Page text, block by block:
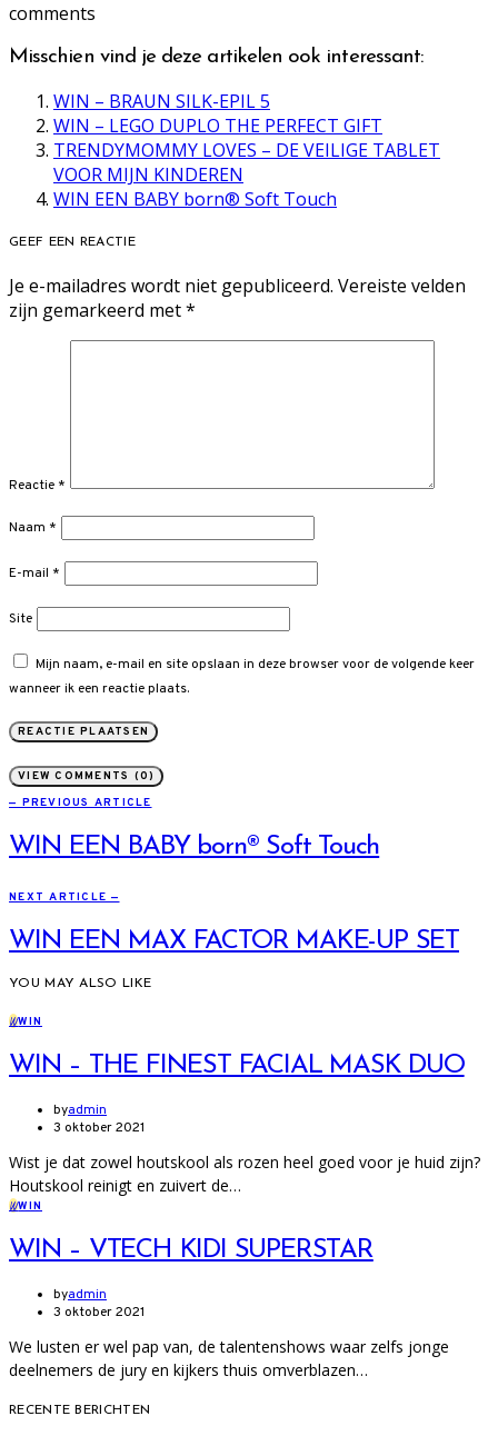
comments
Misschien vind je deze artikelen ook interessant:
WIN – BRAUN SILK-EPIL 5
WIN – LEGO DUPLO THE PERFECT GIFT
TRENDYMOMMY LOVES – DE VEILIGE TABLET
VOOR MIJN KINDEREN
WIN EEN BABY born® Soft Touch
GEEF EEN REACTIE
Je e-mailadres wordt niet gepubliceerd. Vereiste velden
zijn gemarkeerd met*
Reactie *
Naam *
E-mail *
Site
Mijn naam, e-mail en site opslaan in deze browser voor de volgende keer
wanneer ik een reactie plaats.
VIEW COMMENTS (0)
— PREVIOUS ARTICLE
WIN EEN BABY born® Soft Touch
NEXT ARTICLE —
WIN EEN MAX FACTOR MAKE-UP SET
YOU MAY ALSO LIKE
WWIN
WIN – THE FINEST FACIAL MASK DUO
byadmin
3 oktober 2021
Wist je dat zowel houtskool als rozen heel goed voor je huid zijn?
Houtskool reinigt en zuivert de…
WWIN
WIN – VTECH KIDI SUPERSTAR
byadmin
3 oktober 2021
We lusten er wel pap van, de talentenshows waar zelfs jonge
deelnemers de jury en kijkers thuis omverblazen…
RECENTE BERICHTEN